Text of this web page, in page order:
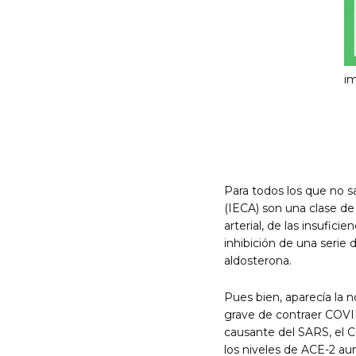
Para todos los que no
(IECA) son una clase
arterial, de las
inhibición de una serie
aldosterona.
Pues bien, aparecía la
grave de contraer
causante del SARS, el
los niveles de ACE-2